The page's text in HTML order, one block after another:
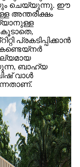
ചെയ്യുന്നു. ഈ
കൂടാതെ,
പ്രകടിപ്പിക്കാൻ
ബാഹ്യ
വാൾ